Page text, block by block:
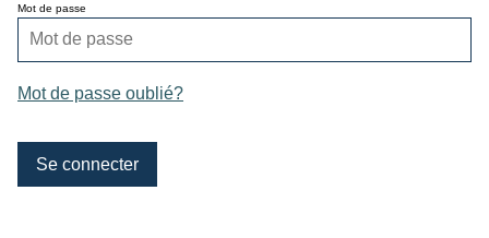
Mot de passe
Mot de passe oublié?